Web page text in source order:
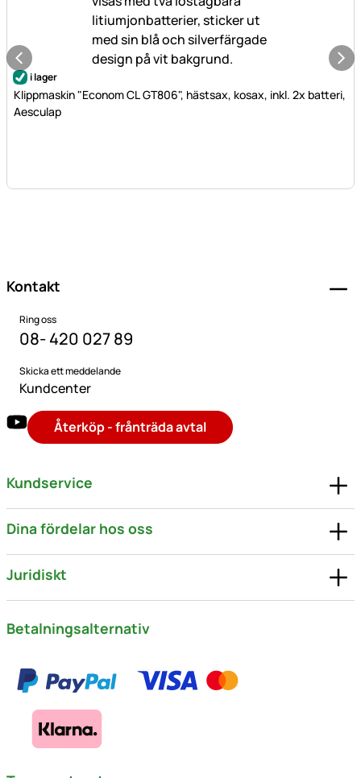
i lager
Klippmaskin "Econom CL GT806", hästsax, kosax, inkl. 2x batteri,
Aesculap
Kontakt
Ring oss
08- 420 027 89
Skicka ett meddelande
Kundcenter
Återköp - frånträda avtal
Kundservice
Dina fördelar hos oss
Juridiskt
Betalningsalternativ